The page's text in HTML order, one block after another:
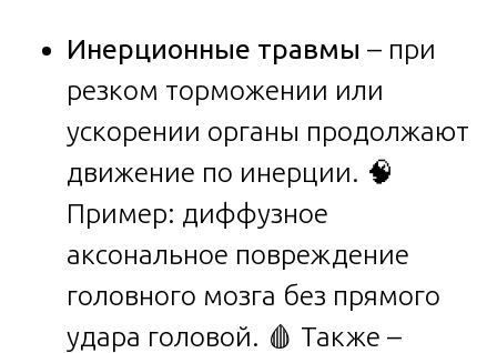
Инерционные травмы – при
резком торможении или
ускорении органы продолжают
движение по инерции. 🧠
Пример: диффузное
аксональное повреждение
головного мозга без прямого
удара головой. 🩸 Также –